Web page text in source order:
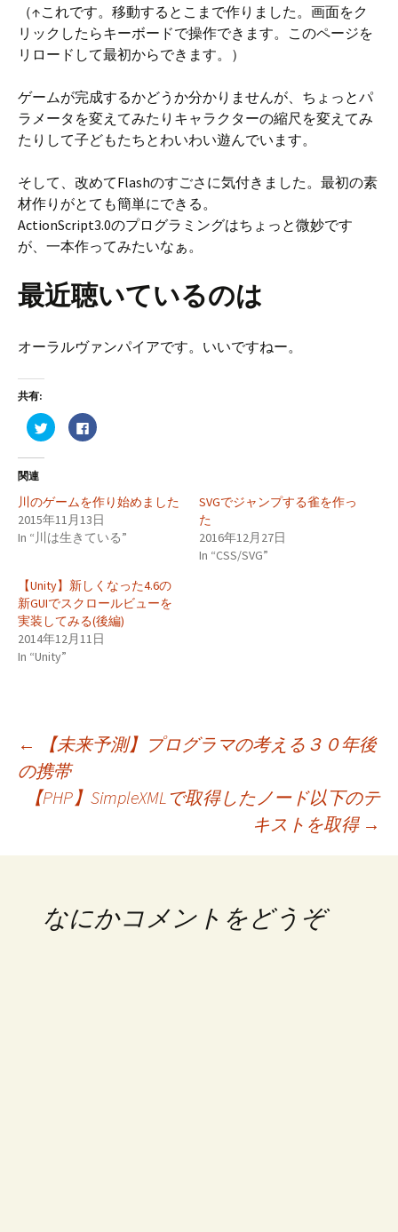
（↑これです。移動するとこまで作りました。画面をク
リックしたらキーボードで操作できます。このページを
リロードして最初からできます。）
ゲームが完成するかどうか分かりませんが、ちょっとパ
ラメータを変えてみたりキャラクターの縮尺を変えてみ
たりして子どもたちとわいわい遊んでいます。
そして、改めてFlashのすごさに気付きました。最初の素
材作りがとても簡単にできる。
ActionScript3.0のプログラミングはちょっと微妙です
が、一本作ってみたいなぁ。
最近聴いているのは
オーラルヴァンパイアです。いいですねー。
共有:
ク
リ
w
i
t
t
e
有
(
新
し
い
ウ
ィ
ン
す
)
F
a
k
で
共
有
す
ク
リ
ッ
ク
し
て
く
ウ
ィ
ン
開
き
関連
川のゲームを作り始めました
2015年11月13日
In “川は生きている”
SVGでジャンプする雀を作っ
た
2016年12月27日
In “CSS/SVG”
【Unity】新しくなった4.6の
新GUIでスクロールビューを
実装してみる(後編)
2014年12月11日
In “Unity”
投
稿
ナ
←
【未来予測】プログラマの考える３０年後
の携帯
【PHP】SimpleXMLで取得したノード以下のテ
キストを取得 →
なにかコメントをどうぞ